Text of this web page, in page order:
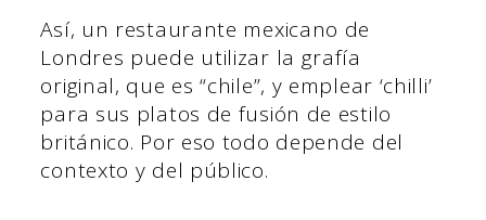
Así, un restaurante mexicano de
Londres puede utilizar la grafía
original, que es “chile”, y emplear ‘chilli’
para sus platos de fusión de estilo
británico. Por eso todo depende del
contexto y del público.